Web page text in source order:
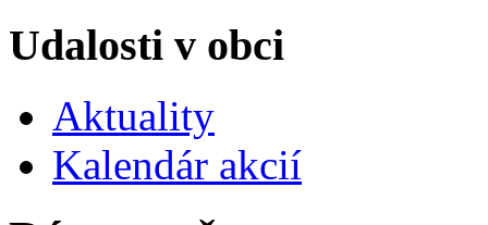
Udalosti v obci
Aktuality
Kalendár akcií